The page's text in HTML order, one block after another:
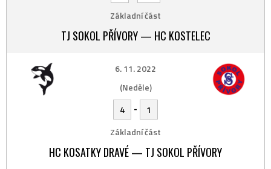
Základní část
TJ SOKOL PŘÍVORY — HC KOSTELEC
6. 11. 2022
(Neděle)
4
-
1
Základní část
HC KOSATKY DRAVÉ — TJ SOKOL PŘÍVORY